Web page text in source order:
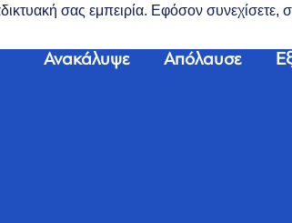
σας εμπειρία. Εφόσον
Ανακάλυψε Απόλαυσε